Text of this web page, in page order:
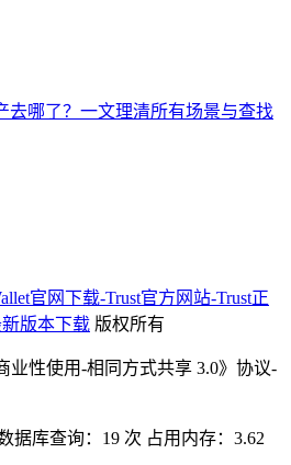
去哪了？一文理清所有场景与查找
官网下载-Trust官方网站-Trust正
新版本下载 版权所有
业性使用-相同方式共享 3.0》协议-
据库查询：19 次 占用内存：3.62